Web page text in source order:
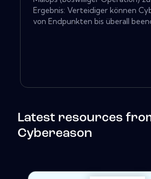
Ergebnis: Verteidiger können
von Endpunkten bis überall
Latest resources
Cybereason